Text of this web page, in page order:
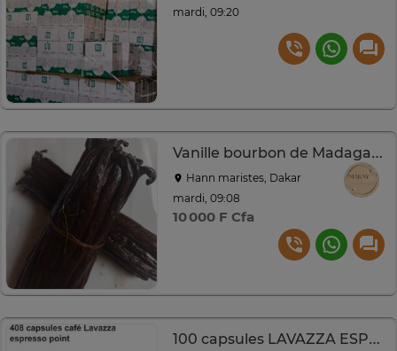
mardi, 09:20
Vanille bourbon de Madagascar
Hann maristes, Dakar
mardi, 09:08
10 000 F Cfa
100 capsules LAVAZZA ESPRESSO POINT N°408